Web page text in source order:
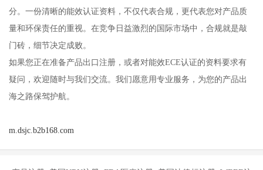
分。一份清晰的能效认证资料，不仅代表合规，更代表您对产品质
量和环保责任的重视。在竞争日益激烈的国际市场中，合规就是敲
门砖，细节决定成败。
如果您正在准备产品出口注册，或者对能效ECE认证的资料要求有
疑问，欢迎随时与我们交流。我们愿意用专业服务，为您的产品出
海之路保驾护航。
m.dsjc.b2b168.com